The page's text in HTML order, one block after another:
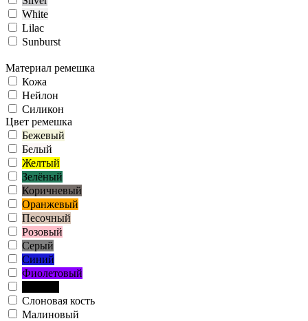
White
Lilac
Sunburst
Материал ремешка
Кожа
Нейлон
Силикон
Цвет ремешка
Бежевый
Белый
Желтый
Зелёный
Коричневый
Оранжевый
Песочный
Розовый
Серый
Синий
Фиолетовый
Слоновая кость
Малиновый